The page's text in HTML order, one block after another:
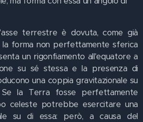
terrestre è dovuta, come già
forma non perfettamente sferica
un rigonfiamento all'equatore a
su sé stessa e la presenza di
una coppia gravitazionale su
Se la Terra fosse perfettamente
celeste potrebbe esercitare una
su di essa: però, a causa del